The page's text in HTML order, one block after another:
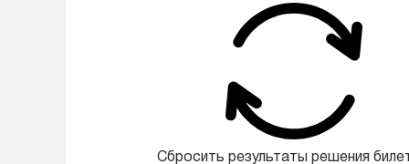
Сбросить результаты решения